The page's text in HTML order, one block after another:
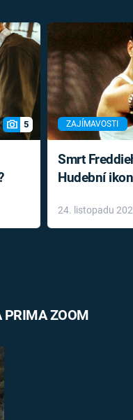
5 ZAJÍMAVOSTI
Smrt
Hudební
léky
24. listopadu
PRIMA ZOOM